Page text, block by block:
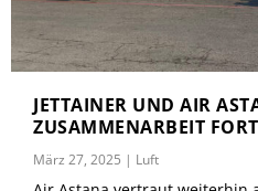
JETTAINER UND AIR
ZUSAMMENARBEIT FORT
März 27, 2025 | Luft